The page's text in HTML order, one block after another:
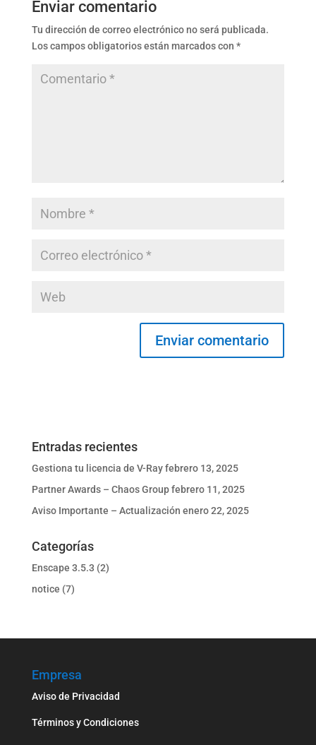
Enviar comentario
Tu dirección de correo electrónico no será publicada.
Los campos obligatorios están marcados con *
Entradas recientes
Gestiona tu licencia de V-Ray febrero 13, 2025
Partner Awards – Chaos Group febrero 11, 2025
Aviso Importante – Actualización enero 22, 2025
Categorías
Enscape 3.5.3 (2)
notice (7)
Empresa
Aviso de Privacidad
Términos y Condiciones